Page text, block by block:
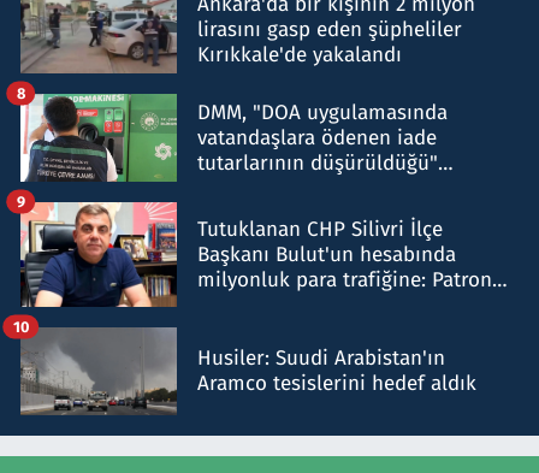
lirasını gasp eden şüpheliler
Kırıkkale'de yakalandı
DMM, "DOA uygulamasında
vatandaşlara ödenen iade
tutarlarının düşürüldüğü"
8
Tutuklanan CHP Silivri İlçe
Başkanı Bulut'un hesabında
milyonluk para trafiğine: Patron
9
Husiler: Suudi Arabistan'ın
Aramco tesislerini hedef aldık
10